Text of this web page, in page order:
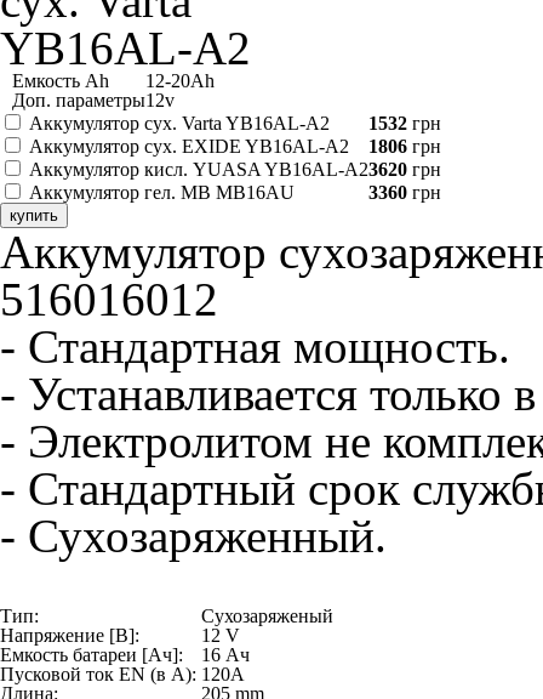
Емкость Ah
12-20Ah
Доп. параметры12v
Аккумулятор сух. Varta YB16AL-A2
1532 грн
Аккумулятор сух. EXIDE YB16AL-A2
1806 грн
Аккумулятор кисл. YUASA YB16AL-A23620 грн
Аккумулятор гел. MB MB16AU
3360 грн
купить
Аккумулятор
516016012
- Стандартная мощность.
- Устанавливается только
- Электролитом не
- Стандартный срок
- Сухозаряженный.
Тип:
Сухозаряженый
Напряжение [В]:
12 V
Емкость батареи [Ач]:
16 Ач
Пусковой ток EN (в А): 120A
Длина:
205 mm